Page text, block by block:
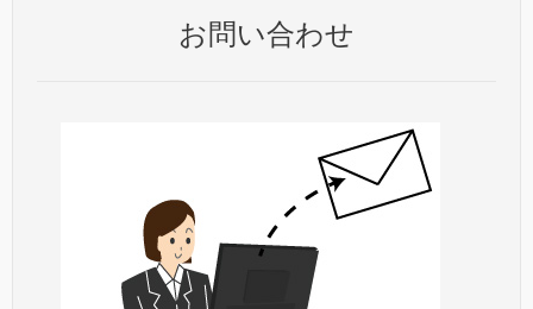
お問い合わせ